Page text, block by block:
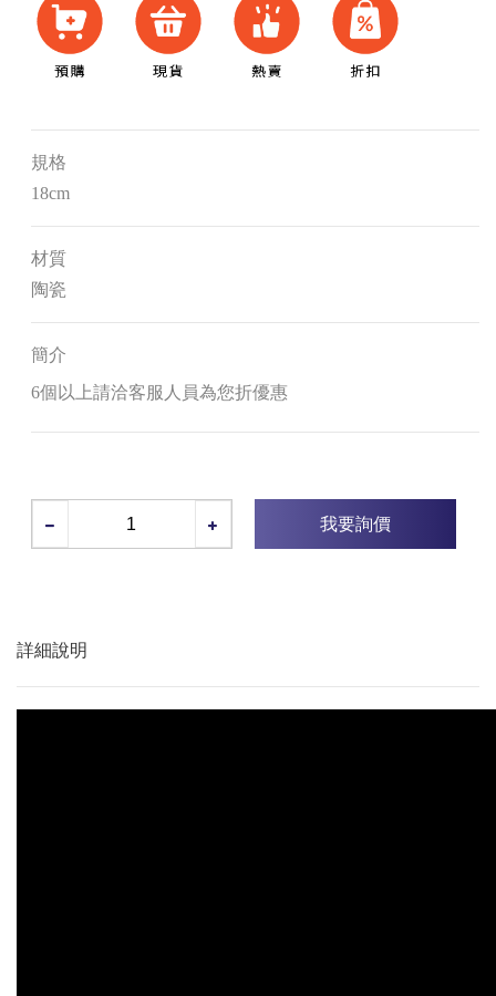
規格
18cm
材質
陶瓷
簡介
6個以上請洽客服人員為您折優惠
我要詢價
詳細說明